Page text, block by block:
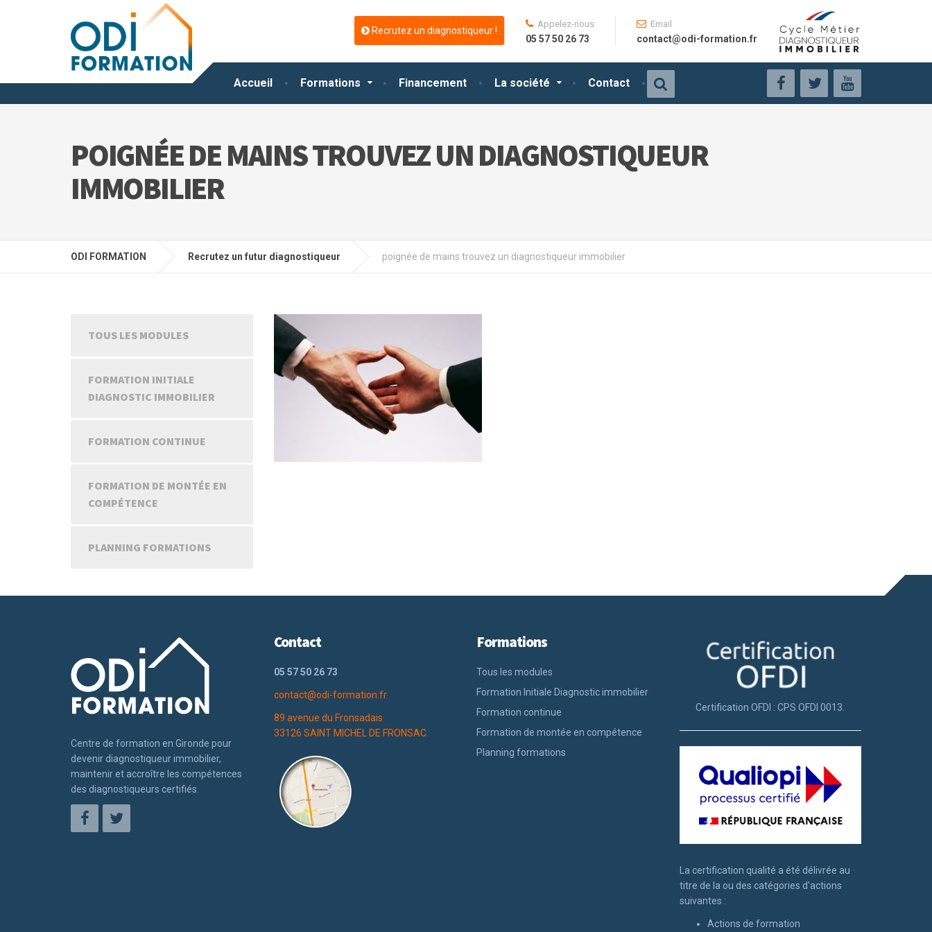
Accueil Formations Financement La société Contact
Recrutez un diagnostiqueur !
Appelez-nous
05 57 50 26 73
Email
contact@odi-formation.fr
POIGNÉE DE MAINS TROUVEZ UN DIAGNOSTIQUEUR
IMMOBILIER
ODI FORMATION Recrutez un futur diagnostiqueur poignée de mains trouvez un diagnostiqueur immobilier
TOUS LES MODULES
FORMATION INITIALE
DIAGNOSTIC IMMOBILIER
FORMATION CONTINUE
FORMATION DE MONTÉE EN
COMPÉTENCE
PLANNING FORMATIONS
Centre de formation en Gironde pour
devenir diagnostiqueur immobilier,
maintenir et accroître les compétences
des diagnostiqueurs certifiés.
Contact
05 57 50 26 73
contact@odi-formation.fr
89 avenue du Fronsadais
33126 SAINT MICHEL DE FRONSAC
Formations
Tous les modules
Formation Initiale Diagnostic immobilier
Formation continue
Formation de montée en compétence
Planning formations
Certification OFDI : CPS OFDI 0013.
La certification qualité a été délivrée au
titre de la ou des catégories d'actions
suivantes :
Actions de formation